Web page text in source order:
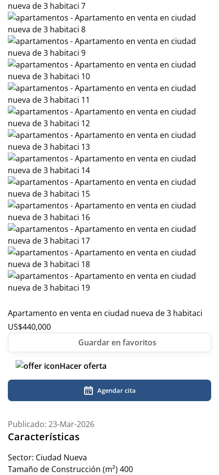
Apartamento en venta en ciudad nueva de 3 habitaci
US$440,000
Hacer oferta
Agendar cita
Publicado: 23-Mar-2026
Características
Sector: Ciudad Nueva
Tamaño de Construcción (m²) 400